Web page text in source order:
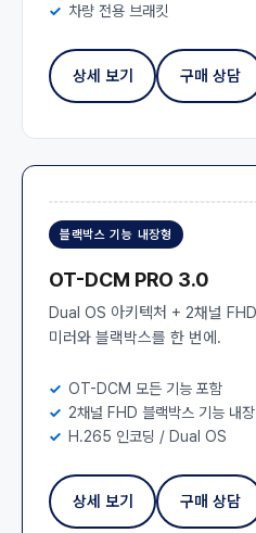
차량 전용 브래킷
상세 보기 구매 상담
블랙박스 기능 내장형
OT-DCM PRO 3.0
Dual OS 아키텍처 + 2채널
미러와 블랙박스를 한 번에.
OT-DCM 모든 기능 포함
2채널 FHD 블랙박스 기능 내장
H.265 인코딩 / Dual OS
상세 보기 구매 상담